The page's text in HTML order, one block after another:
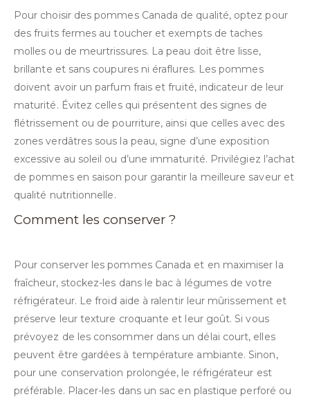
Pour choisir des pommes Canada de qualité, optez pour
des fruits fermes au toucher et exempts de taches
molles ou de meurtrissures. La peau doit être lisse,
brillante et sans coupures ni éraflures. Les pommes
doivent avoir un parfum frais et fruité, indicateur de leur
maturité. Évitez celles qui présentent des signes de
flétrissement ou de pourriture, ainsi que celles avec des
zones verdâtres sous la peau, signe d’une exposition
excessive au soleil ou d’une immaturité. Privilégiez l’achat
de pommes en saison pour garantir la meilleure saveur et
qualité nutritionnelle.
Comment les conserver ?
Pour conserver les pommes Canada et en maximiser la
fraîcheur, stockez-les dans le bac à légumes de votre
réfrigérateur. Le froid aide à ralentir leur mûrissement et
préserve leur texture croquante et leur goût. Si vous
prévoyez de les consommer dans un délai court, elles
peuvent être gardées à température ambiante. Sinon,
pour une conservation prolongée, le réfrigérateur est
préférable. Placer-les dans un sac en plastique perforé ou